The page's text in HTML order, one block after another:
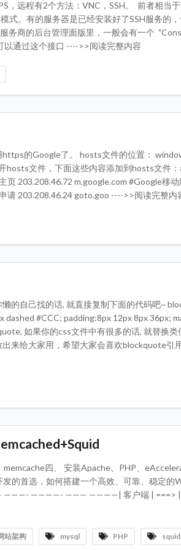
，远程有2个方法：VNC，SSH。 前者相当
式。有的服务器是已经安装好了SSH服务的
务商的后台管理面版里，一般会有一个
以通过这个接口 ---->>阅读完整内容
的Google了。 hosts文件的位置：
文件，下面这些内容添加到hosts文件：
203.208.46.72 m.google.com #Google移
请 203.208.46.24 goto.goo ---->>阅读完整内
的自己找的话, 就直接复制下面的代码吧~
#CCC; padding:8px 12px 8px 36px;
如果你的css文件中有很多的话, 就替换类
来给大家用，希望大家会喜欢blockquote引
四、 安装Apache、PHP、
的首选，如何搭建一个高效、可靠、稳定的
———- ————- ——— ————| 客户端 | ===> |
站架构 mysql PHP squid